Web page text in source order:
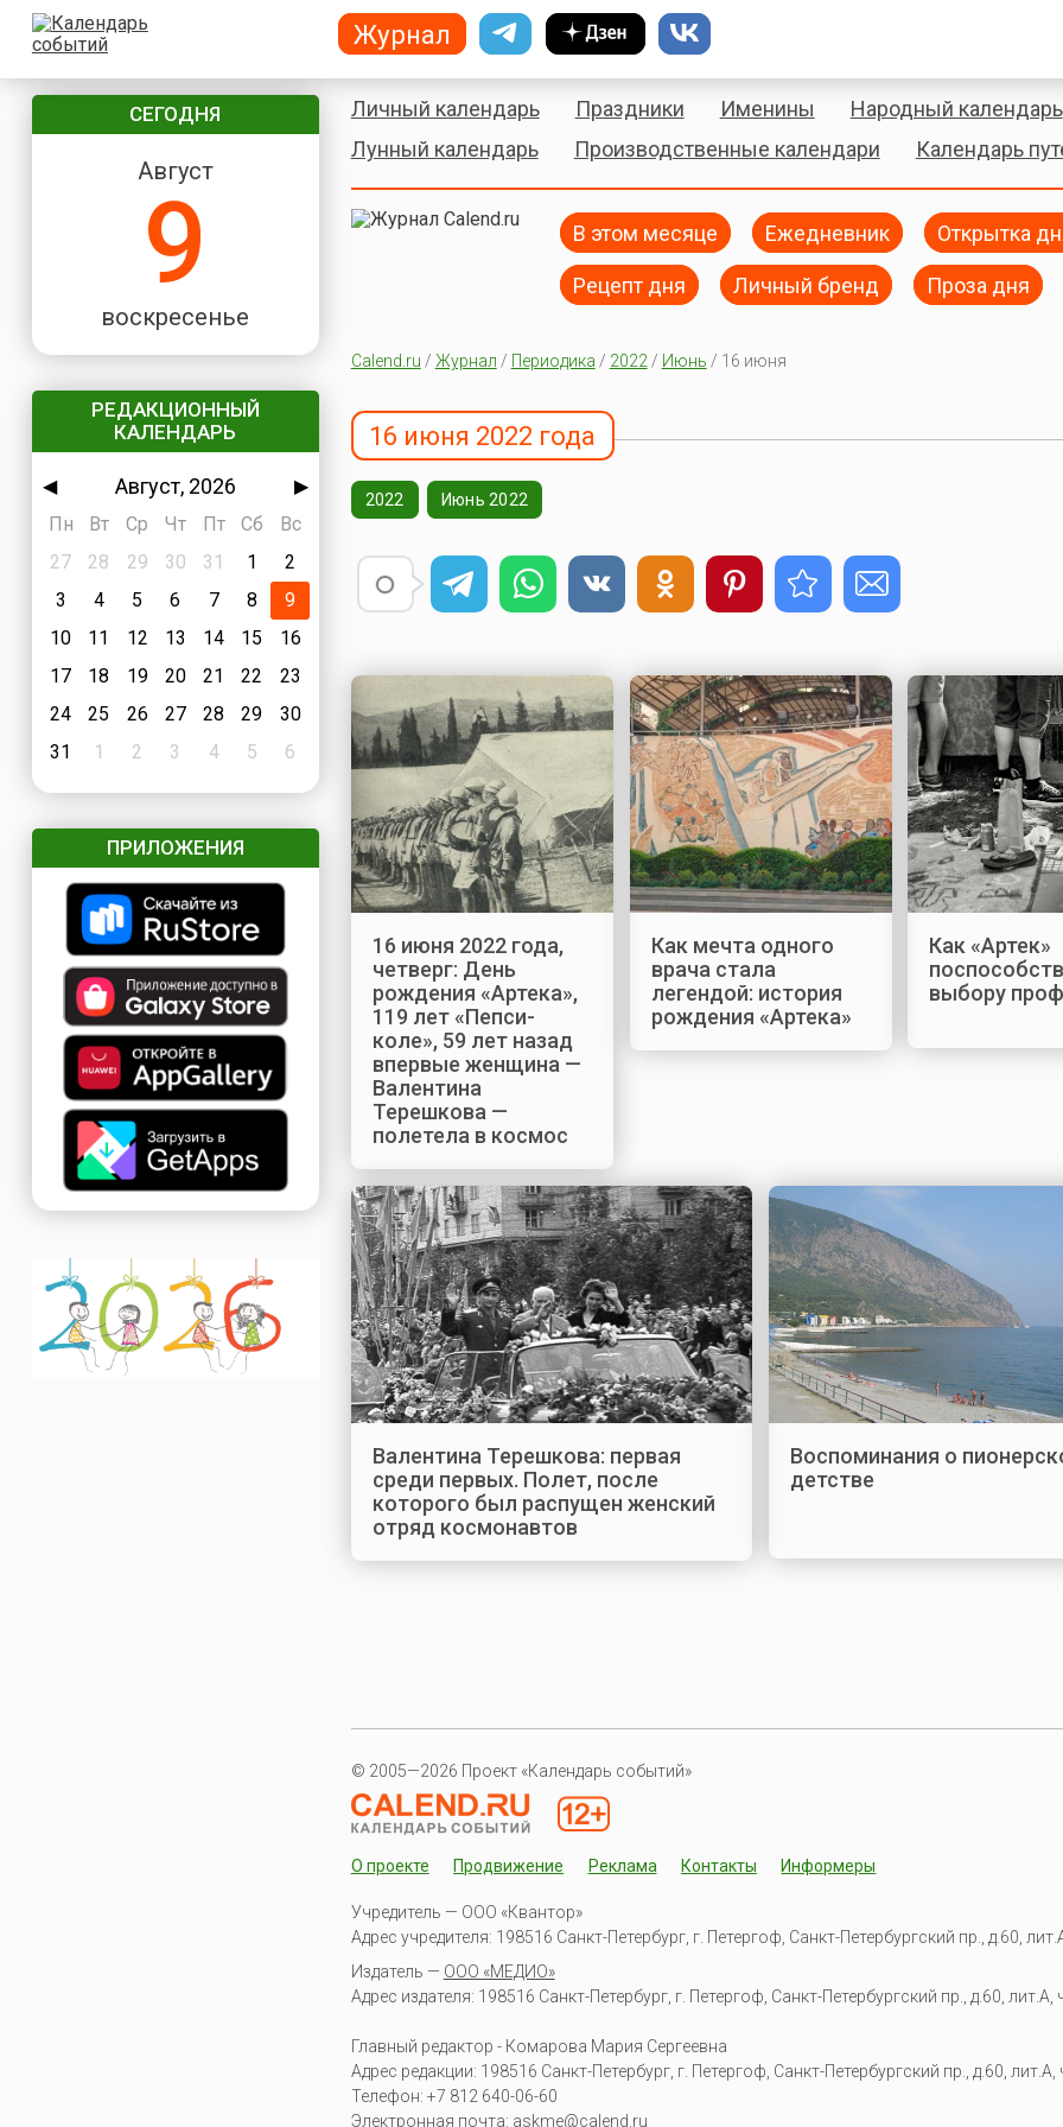
СЕГОДНЯ
Август
9
воскресенье
РЕДАКЦИОННЫЙ
КАЛЕНДАРЬ
◀ Август, 2026
▶
Пн
Вт Ср Чт Пт Сб
Вс
27
28 29 30 31 1
2
3
4 5 6 7 8
9
10
11 12 13 14 15
16
17
18 19 20 21 22
23
24
25 26 27 28 29
30
31
1 2 3 4 5 6
ПРИЛОЖЕНИЯ
Личный календарь Праздники Именины
Народный календарь
Лунный календарь
Производственные календари Календарь
В этом месяце Ежедневник Открытка
Рецепт дня Личный бренд Проза дня
Calend.ru / Журнал / Периодика / 2022 / Июнь / 16 июня
16 июня 2022 года
2022 Июнь 2022
16 июня 2022 года,
четверг: День
рождения «Артека»,
119 лет «Пепси-
коле», 59 лет назад
впервые женщина —
Валентина
Терешкова —
полетела в космос
Как мечта одного
врача стала
легендой: история
рождения «Артека»
Как «Артек»
выбору
Валентина Терешкова: первая
среди первых. Полет, после
которого был распущен женский
отряд космонавтов
Воспоминания о
детстве
© 2005—2026 Проект «Календарь событий»
О проекте Продвижение Реклама Контакты Информеры
Учредитель — ООО «Квантор»
Адрес учредителя: 198516 Санкт-Петербург, г. Петергоф, Санкт-Петербургский пр., д.60,
Издатель — ООО «МЕДИО»
Адрес издателя: 198516 Санкт-Петербург, г. Петергоф, Санкт-Петербургский пр., д.60,
Главный редактор - Комарова Мария Сергеевна
Адрес редакции: 198516 Санкт-Петербург, г. Петергоф, Санкт-Петербургский пр., д.60,
Телефон: +7 812 640-06-60
Электронная почта: askme@calend.ru
Журнал